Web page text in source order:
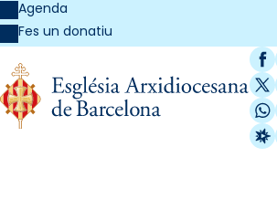
Agenda
Fes un donatiu
X /